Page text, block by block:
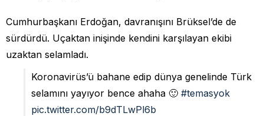
Cumhurbaşkanı Erdoğan, davranışını Brüksel’de de
sürdürdü. Uçaktan inişinde kendini karşılayan ekibi
uzaktan selamladı.
Koronavirüs’ü bahane edip dünya genelinde Türk
selamını yayıyor bence ahaha 🙂 #temasyok
pic.twitter.com/b9dTLwPl6b